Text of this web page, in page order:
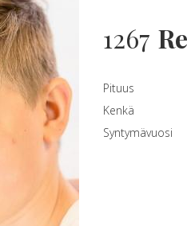
1267
Pituus
Kenkä
Syntymävuosi